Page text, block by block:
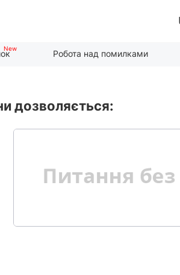
Робота над помилками
дозволяється: